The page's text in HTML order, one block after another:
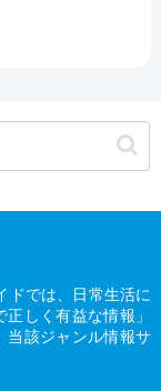
ドでは、日常生活に
しく有益な情報」
当該ジャンル情報サ